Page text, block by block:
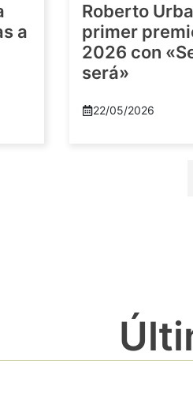
a
Roberto
primer
2026 con
será»
22/05/2026